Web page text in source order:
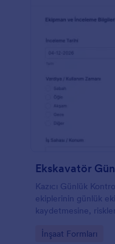
Ekskavatör
Kazıcı Günlük
ekiplerinin günlük
kaydetmesine,
dönüştürmesine
Go to Category:
İnşaat Formları